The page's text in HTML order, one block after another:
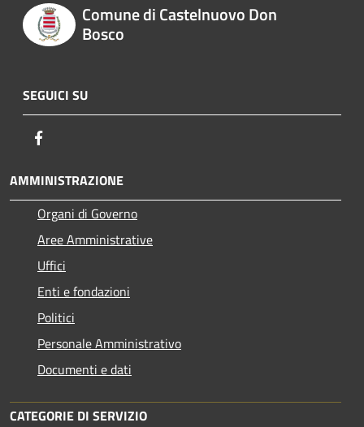
Comune di Castelnuovo Don
Bosco
SEGUICI SU
AMMINISTRAZIONE
Organi di Governo
Aree Amministrative
Uffici
Enti e fondazioni
Politici
Personale Amministrativo
Documenti e dati
CATEGORIE DI SERVIZIO